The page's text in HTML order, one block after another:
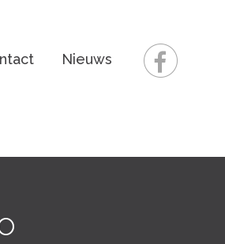
Nieuws